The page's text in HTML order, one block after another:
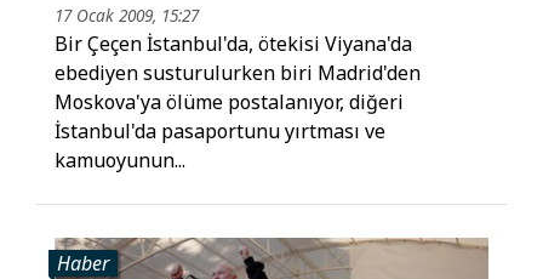
17 Ocak 2009, 15:27
Bir Çeçen İstanbul'da, ötekisi Viyana'da
ebediyen susturulurken biri Madrid'den
Moskova'ya ölüme postalanıyor, diğeri
İstanbul'da pasaportunu yırtması ve
kamuoyunun...
Haber